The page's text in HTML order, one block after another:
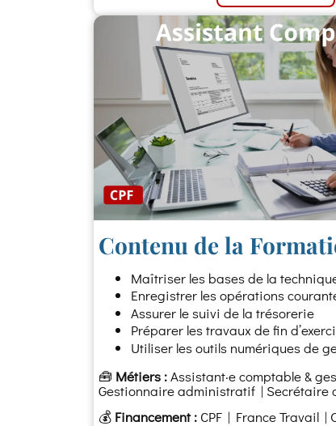
Contenu de la
Maîtriser les bases de la
Enregistrer les opérations
Assurer le suivi de la trésorerie
Préparer les travaux de fin
Utiliser les outils numériques de
🧰 Métiers :Assistant·e comptable &
Gestionnaire administratif | Secrétaire
💰 Financement : CPF | France Travail |